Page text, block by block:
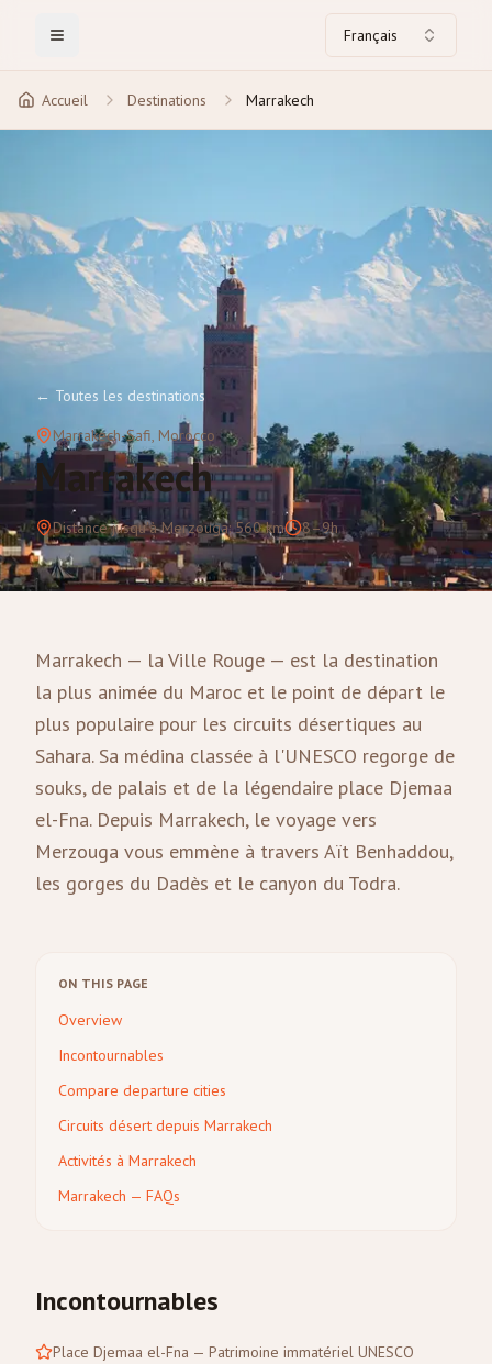
Toggle Menu Français
Accueil Destinations Marrakech
← Toutes les destinations
Marrakech-Safi, Morocco
Marrakech
Distance jusqu'à Merzouga:560km 8–9h
Marrakech — la Ville Rouge — est la destination
la plus animée du Maroc et le point de départ le
plus populaire pour les circuits désertiques au
Sahara. Sa médina classée à l'UNESCO regorge de
souks, de palais et de la légendaire place Djemaa
el-Fna. Depuis Marrakech, le voyage vers
Merzouga vous emmène à travers Aït Benhaddou,
les gorges du Dadès et le canyon du Todra.
ON THIS PAGE
Overview
Incontournables
Compare departure cities
Circuits désert depuis Marrakech
Activités à Marrakech
Marrakech — FAQs
Incontournables
Place Djemaa el-Fna — Patrimoine immatériel UNESCO